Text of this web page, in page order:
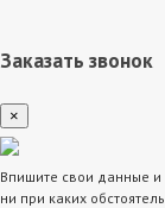
Заказать звонок
×
Впишите свои данные
ни при каких